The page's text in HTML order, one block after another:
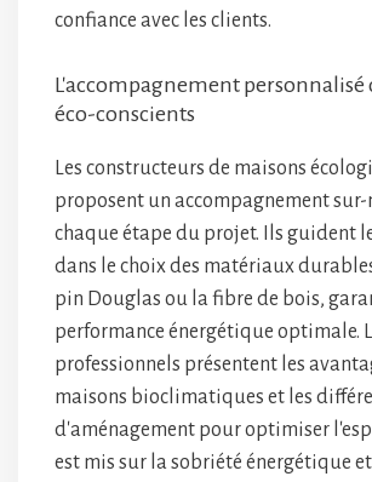
confiance avec les clients.
L'accompagnement personnalisé
éco-conscients
Les constructeurs de maisons
proposent un accompagnement sur-
chaque étape du projet. Ils guident
dans le choix des matériaux
pin Douglas ou la fibre de bois,
performance énergétique optimale.
professionnels présentent les
maisons bioclimatiques et les
d'aménagement pour optimiser
est mis sur la sobriété énergétique